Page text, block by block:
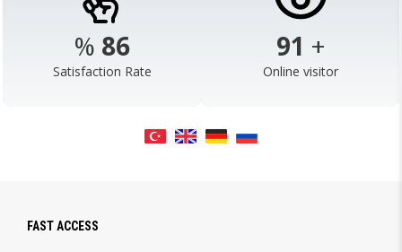
% 98
Satisfaction Rate
103 +
Online visitor
FAST ACCESS